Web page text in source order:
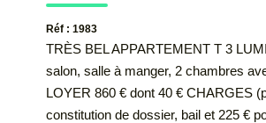
Réf : 1983
TRÈS BEL APPARTEMENT T 3
salon, salle à manger, 2 chambres
LOYER 860 € dont 40 € CHARGES
constitution de dossier, bail et 225 €